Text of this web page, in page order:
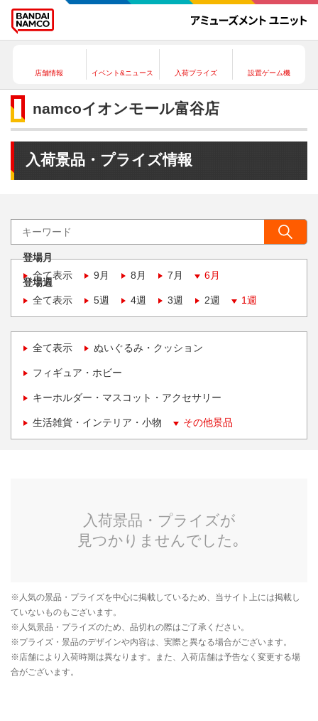
店舗情報 イベント&ニュース 入荷プライズ 設置ゲーム機
namcoイオンモール富谷店
入荷景品・プライズ情報
登場月
全て表示
9月 8月 7月 6月
登場週
全て表示
5週 4週 3週 2週 1週
全て表示 ぬいぐるみ・クッション
フィギュア・ホビー
キーホルダー・マスコット・アクセサリー
生活雑貨・インテリア・小物 その他景品